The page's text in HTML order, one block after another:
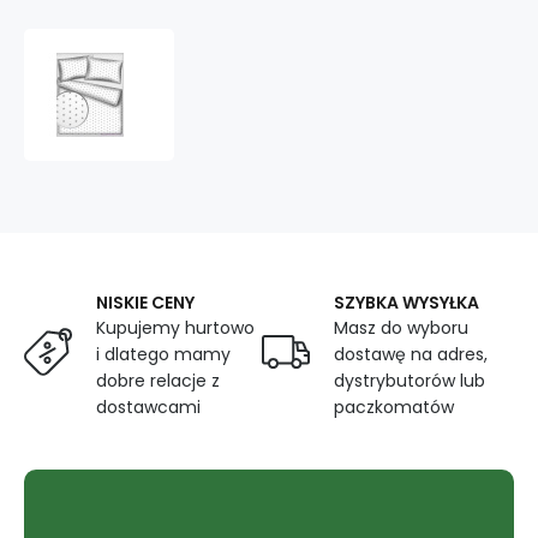
NISKIE CENY
Kupujemy hurtowo
i dlatego mamy
dobre relacje z
dostawcami
SZYBKA WYSYŁKA
Masz do wyboru
dostawę na adres,
dystrybutorów lub
paczkomatów